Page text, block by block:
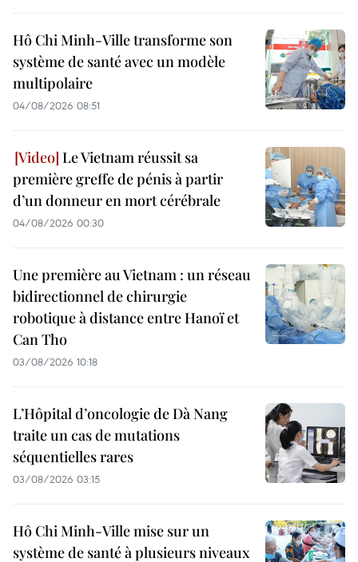
Hô Chi Minh-Ville transforme son
système de santé avec un modèle
multipolaire
04/08/2026 08:51
Le Vietnam réussit sa
première greffe de pénis à partir
d’un donneur en mort cérébrale
04/08/2026 00:30
Une première au Vietnam : un réseau
bidirectionnel de chirurgie
robotique à distance entre Hanoï et
Can Tho
03/08/2026 10:18
L’Hôpital d’oncologie de Dà Nang
traite un cas de mutations
séquentielles rares
03/08/2026 03:15
Hô Chi Minh-Ville mise sur un
système de santé à plusieurs niveaux